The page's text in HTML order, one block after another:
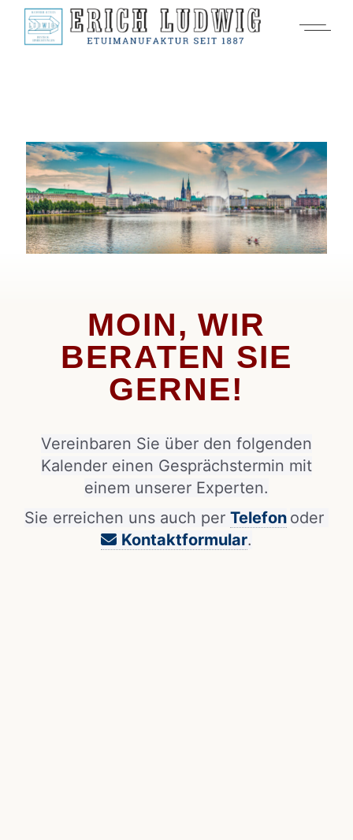
MOIN, WIR
BERATEN SIE
GERNE!
Vereinbaren Sie über den folgenden
Kalender einen Gesprächstermin mit
einem unserer Experten.
Sie erreichen uns auch per Telefon oder
Kontaktformular.